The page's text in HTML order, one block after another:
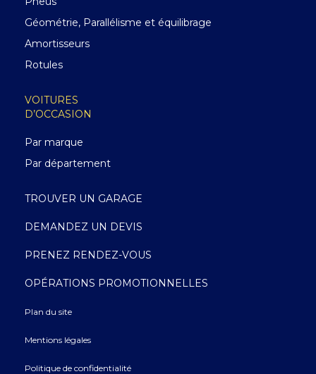
Géométrie, Parallélisme et équilibrage
Amortisseurs
Rotules
VOITURES
D’OCCASION
Par marque
Par département
TROUVER UN GARAGE
DEMANDEZ UN DEVIS
PRENEZ RENDEZ-VOUS
OPÉRATIONS PROMOTIONNELLES
Plan du site
Mentions légales
Politique de confidentialité